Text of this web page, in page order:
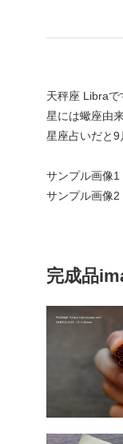
天秤座 Libraで
星には蠍座由
星座占いだと
サンプル画像
サンプル画像
完成品